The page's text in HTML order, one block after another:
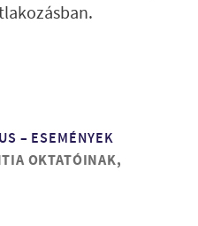
– ESEMÉNYEK
OKTATÓINAK,